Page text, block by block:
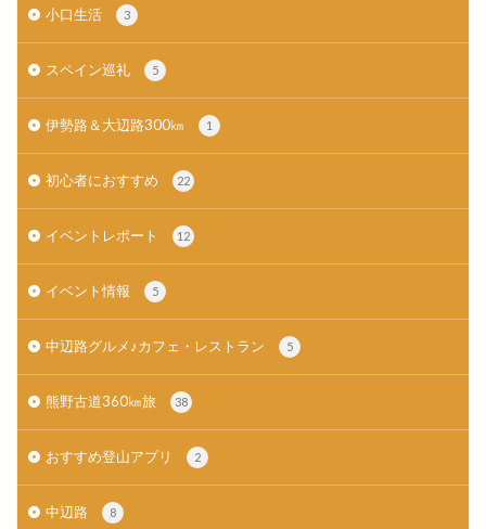
小口生活 3
スペイン巡礼 5
伊勢路＆大辺路300㎞ 1
初心者におすすめ 22
イベントレポート 12
イベント情報 5
中辺路グルメ♪カフェ・レストラン 5
熊野古道360㎞旅 38
おすすめ登山アプリ 2
中辺路 8